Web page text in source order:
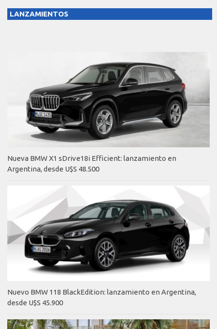
LANZAMIENTOS
Nueva BMW X1 sDrive18i Efficient: lanzamiento en
Argentina, desde U$S 48.500
Nuevo BMW 118 BlackEdition: lanzamiento en Argentina,
desde U$S 45.900